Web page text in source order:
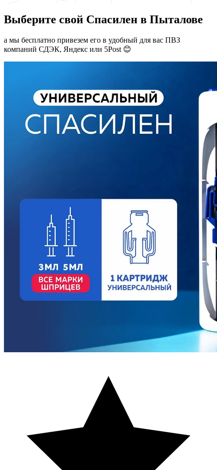
Выберите свой Спасилен в Пыталове
а мы бесплатно привезем его в удобный для вас ПВЗ
компаний СДЭК, Яндекс или 5Post 😊